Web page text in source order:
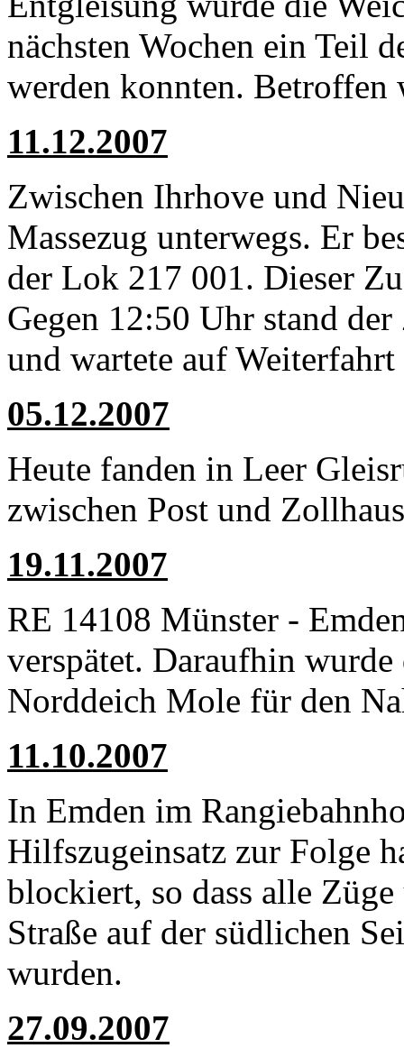
nächsten Wochen ein Teil
werden konnten. Betroffen
11.12.2007
Zwischen Ihrhove und
Massezug unterwegs. Er
der Lok 217 001. Dieser
Gegen 12:50 Uhr stand
und wartete auf
05.12.2007
Heute fanden in Leer
zwischen Post und
19.11.2007
RE 14108 Münster -
verspätet. Daraufhin
Norddeich Mole für den
11.10.2007
In Emden im
Hilfszugeinsatz zur Folge
blockiert, so dass alle
Straße auf der südlichen
wurden.
27.09.2007